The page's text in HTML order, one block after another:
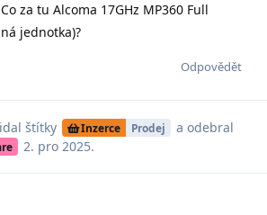
Co za tu Alcoma 17GHz MP360 Full
jednotka)?
Odpovědět
štítky Inzerce Prodej
a odebral
2. pro 2025.